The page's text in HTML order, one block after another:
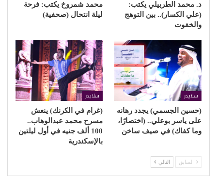
د. محمد الطربيلي يكتب:
(علي الكسار).. بين التوهج
والخفوت
محمد شمروخ يكتب: فرحة
ليلة انتحال (صحفية)
سلايدر
(حسين الجسمي) يجدد رهانه
على ياسر بوعلي.. (اختصارًا،
وما كفاك) في صيف ساخن
سلايدر
(غرام في الكرنك) ينعش
مسرح محمد عبدالوهاب..
100 ألف جنيه في أول ليلتين
بالإسكندرية
السابق التالي